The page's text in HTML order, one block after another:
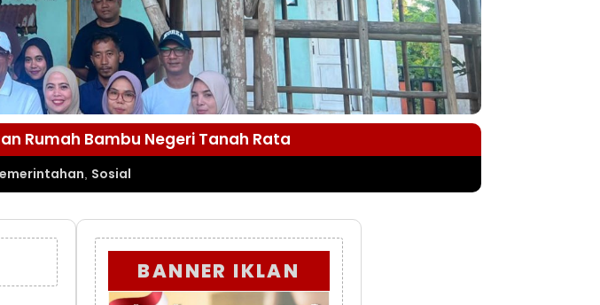
Rumah Bambu Negeri Tanah Rata
Sosial
BANNER IKLAN